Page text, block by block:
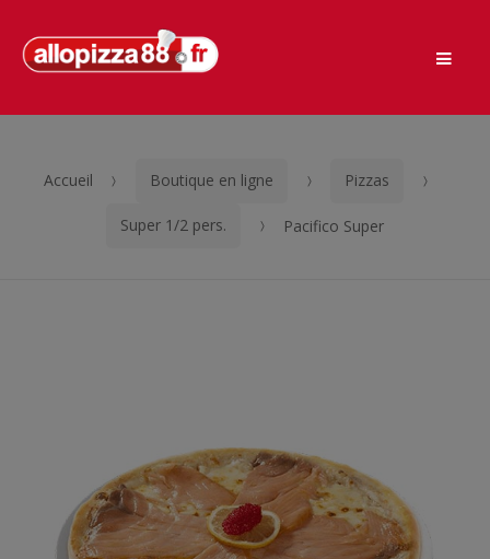
Passer
Aller
Accueil Boutique en ligne Pizzas
Super 1/2 pers. Pacifico Super